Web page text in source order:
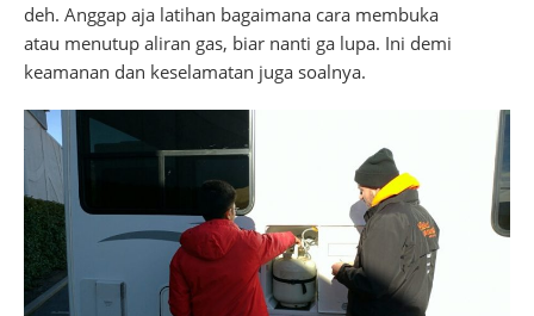
deh. Anggap aja latihan bagaimana cara membuka
atau menutup aliran gas, biar nanti ga lupa. Ini demi
keamanan dan keselamatan juga soalnya.